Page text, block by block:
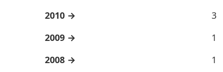
2010
3
2009
1
2008
1